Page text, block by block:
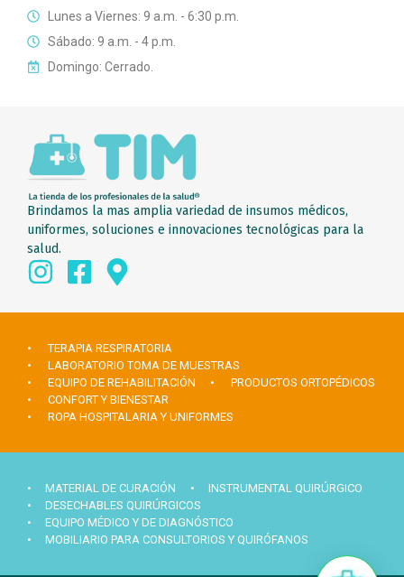
Lunes a Viernes: 9 a.m. - 6:30 p.m.
Sábado: 9 a.m. - 4 p.m.
Domingo: Cerrado.
Brindamos la mas amplia variedad de insumos médicos,
uniformes, soluciones e innovaciones tecnológicas para la
salud.
• TERAPIA RESPIRATORIA
• LABORATORIO TOMA DE MUESTRAS
• EQUIPO DE REHABILITACIÓN
• PRODUCTOS ORTOPÉDICOS
• CONFORT Y BIENESTAR
• ROPA HOSPITALARIA Y UNIFORMES
• MATERIAL DE CURACIÓN
• INSTRUMENTAL QUIRÚRGICO
• DESECHABLES QUIRÚRGICOS
• EQUIPO MÉDICO Y DE DIAGNÓSTICO
• MOBILIARIO PARA CONSULTORIOS Y QUIRÓFANOS